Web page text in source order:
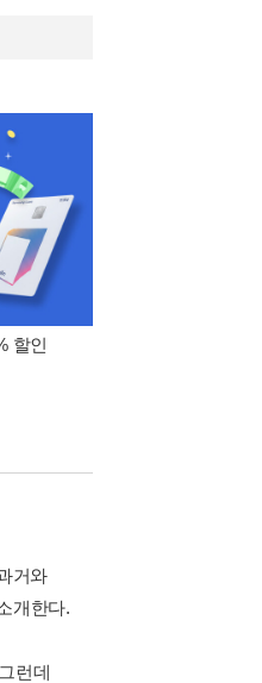
할인
거와
개한다.
런데